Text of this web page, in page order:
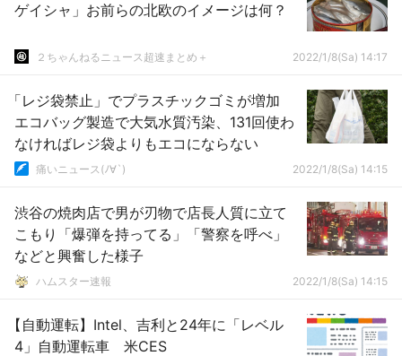
ゲイシャ」お前らの北欧のイメージは何？
２ちゃんねるニュース超速まとめ＋ 2022/1/8(Sa) 14:17
「レジ袋禁止」でプラスチックゴミが増加
エコバッグ製造で大気水質汚染、131回使わ
なければレジ袋よりもエコにならない
痛いニュース(ﾉ∀`) 2022/1/8(Sa) 14:15
渋谷の焼肉店で男が刃物で店長人質に立て
こもり「爆弾を持ってる」「警察を呼べ」
などと興奮した様子
ハムスター速報 2022/1/8(Sa) 14:15
【自動運転】Intel、吉利と24年に「レベル
4」自動運転車 米CES